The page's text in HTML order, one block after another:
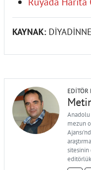
KAYNAK:
mezun
sitesinin